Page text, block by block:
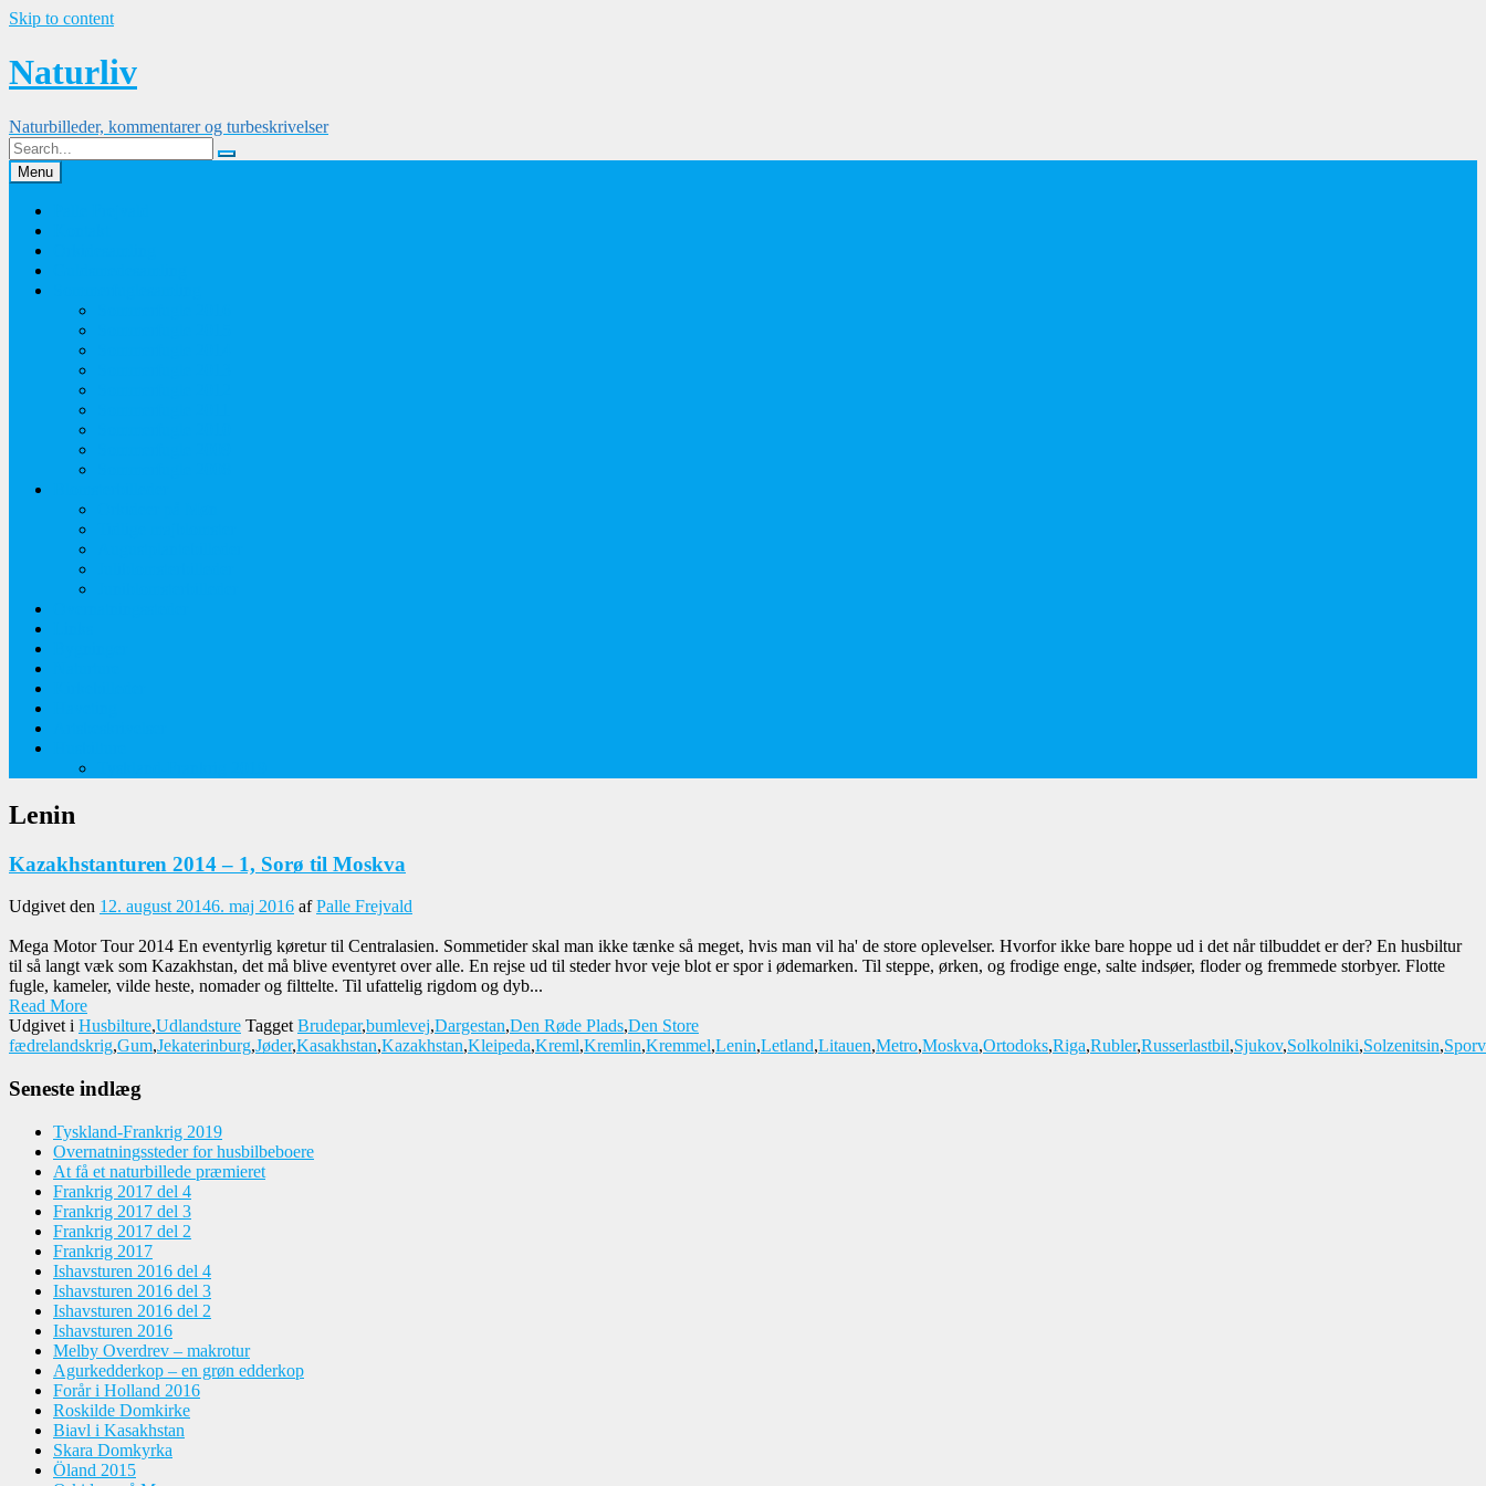
Skip to content
Naturliv
Naturbilleder, kommentarer og turbeskrivelser
Menu
Lenin
Kazakhstanturen 2014 – 1, Sorø til Moskva
Udgivet den 12. august 20146. maj 2016 afPalle Frejvald
Mega Motor Tour 2014 En eventyrlig køretur til Centralasien. Sommetider skal man ikke tænke så meget, hvis man vil ha' de store oplevelser. Hvorfor ikke bare hoppe ud i det når tilbuddet er der? En husbiltur
til så langt væk som Kazakhstan, det må blive eventyret over alle. En rejse ud til steder hvor veje blot er spor i ødemarken. Til steppe, ørken, og frodige enge, salte indsøer, floder og fremmede storbyer. Flotte
fugle, kameler, vilde heste, nomader og filttelte. Til ufattelig rigdom og dyb...
Read More
Udgivet i Husbilture,Udlandsture TaggetBrudepar,bumlevej,Dargestan,Den Røde Plads,Den Store
fædrelandskrig,Gum,Jekaterinburg,Jøder,Kasakhstan,Kazakhstan,Kleipeda,Kreml,Kremlin,Kremmel,Lenin,Letland,Litauen,Metro,Moskva,Ortodoks,Riga,Rubler,Russerlastbil,Sjukov,Solkolniki,Solzenitsin,
Seneste indlæg
Tyskland-Frankrig 2019
Overnatningssteder for husbilbeboere
At få et naturbillede præmieret
Frankrig 2017 del 4
Frankrig 2017 del 3
Frankrig 2017 del 2
Frankrig 2017
Ishavsturen 2016 del 4
Ishavsturen 2016 del 3
Ishavsturen 2016 del 2
Ishavsturen 2016
Melby Overdrev – makrotur
Agurkedderkop – en grøn edderkop
Forår i Holland 2016
Roskilde Domkirke
Biavl i Kasakhstan
Skara Domkyrka
Öland 2015